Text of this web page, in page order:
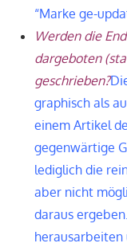
“Marke ge-
Werden die
dargeboten
geschrieben?
graphisch als
einem Artikel
gegenwärtige
lediglich die
aber nicht
daraus
herausarbeiten